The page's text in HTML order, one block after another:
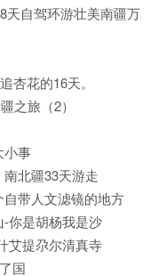
天自驾环游壮美南疆万
杏花的16天。
之旅（2）
小事
南北疆33天游走
自带人文滤镜的地方
-你是胡杨我是沙
艾提尕尔清真寺
国